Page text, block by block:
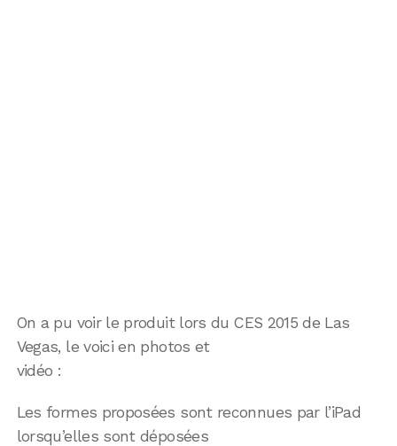
On a pu voir le produit lors du CES 2015 de Las
Vegas, le voici en photos et
vidéo :
Les formes proposées sont reconnues par l’iPad
lorsqu’elles sont déposées